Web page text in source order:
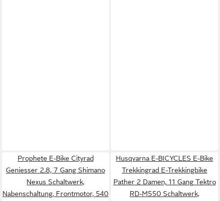
Prophete E-Bike Cityrad
Geniesser 2.8, 7 Gang Shimano
Nexus Schaltwerk,
Nabenschaltung, Frontmotor, 540
Husqvarna E-BICYCLES E-Bike
Trekkingrad E-Trekkingbike
Pather 2 Damen, 11 Gang Tektro
RD-M550 Schaltwerk,